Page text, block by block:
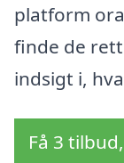
platform
finde de
indsigt i,
Få 3